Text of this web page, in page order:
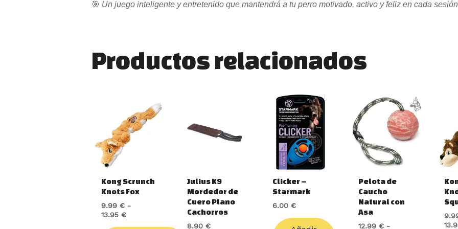
🎯 Un juego inteligente y entretenido que mantendrá a tu perro motivado, activo y feliz en cada
Productos relacionados
Kong Scrunch
Knots Fox
9.99 € -
13.95 €
precios:
desde
9.99 €
hasta
producto
tiene
múltiples
variantes.
Las
se
elegir
Julius K9
Mordedor de
Cuero Plano
Cachorros
8.90 €
Clicker –
Starmark
6.00€
Pelota de
Caucho
Natural con
Asa
12.99€ -
Rango
precios:
desde
12.99 €
hasta
14.99 €
Este
producto
tiene
múltiples
variantes.
Las
se
pueden
elegir
en
Las
se
en